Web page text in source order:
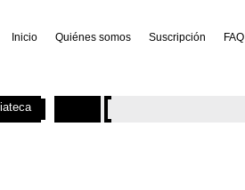
Inicio Quiénes somos Suscripción FAQ